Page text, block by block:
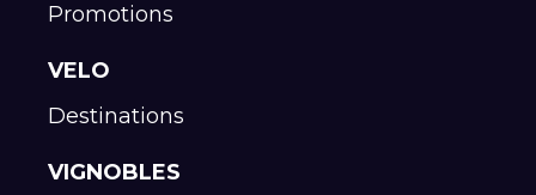
Promotions
VELO
Destinations
VIGNOBLES